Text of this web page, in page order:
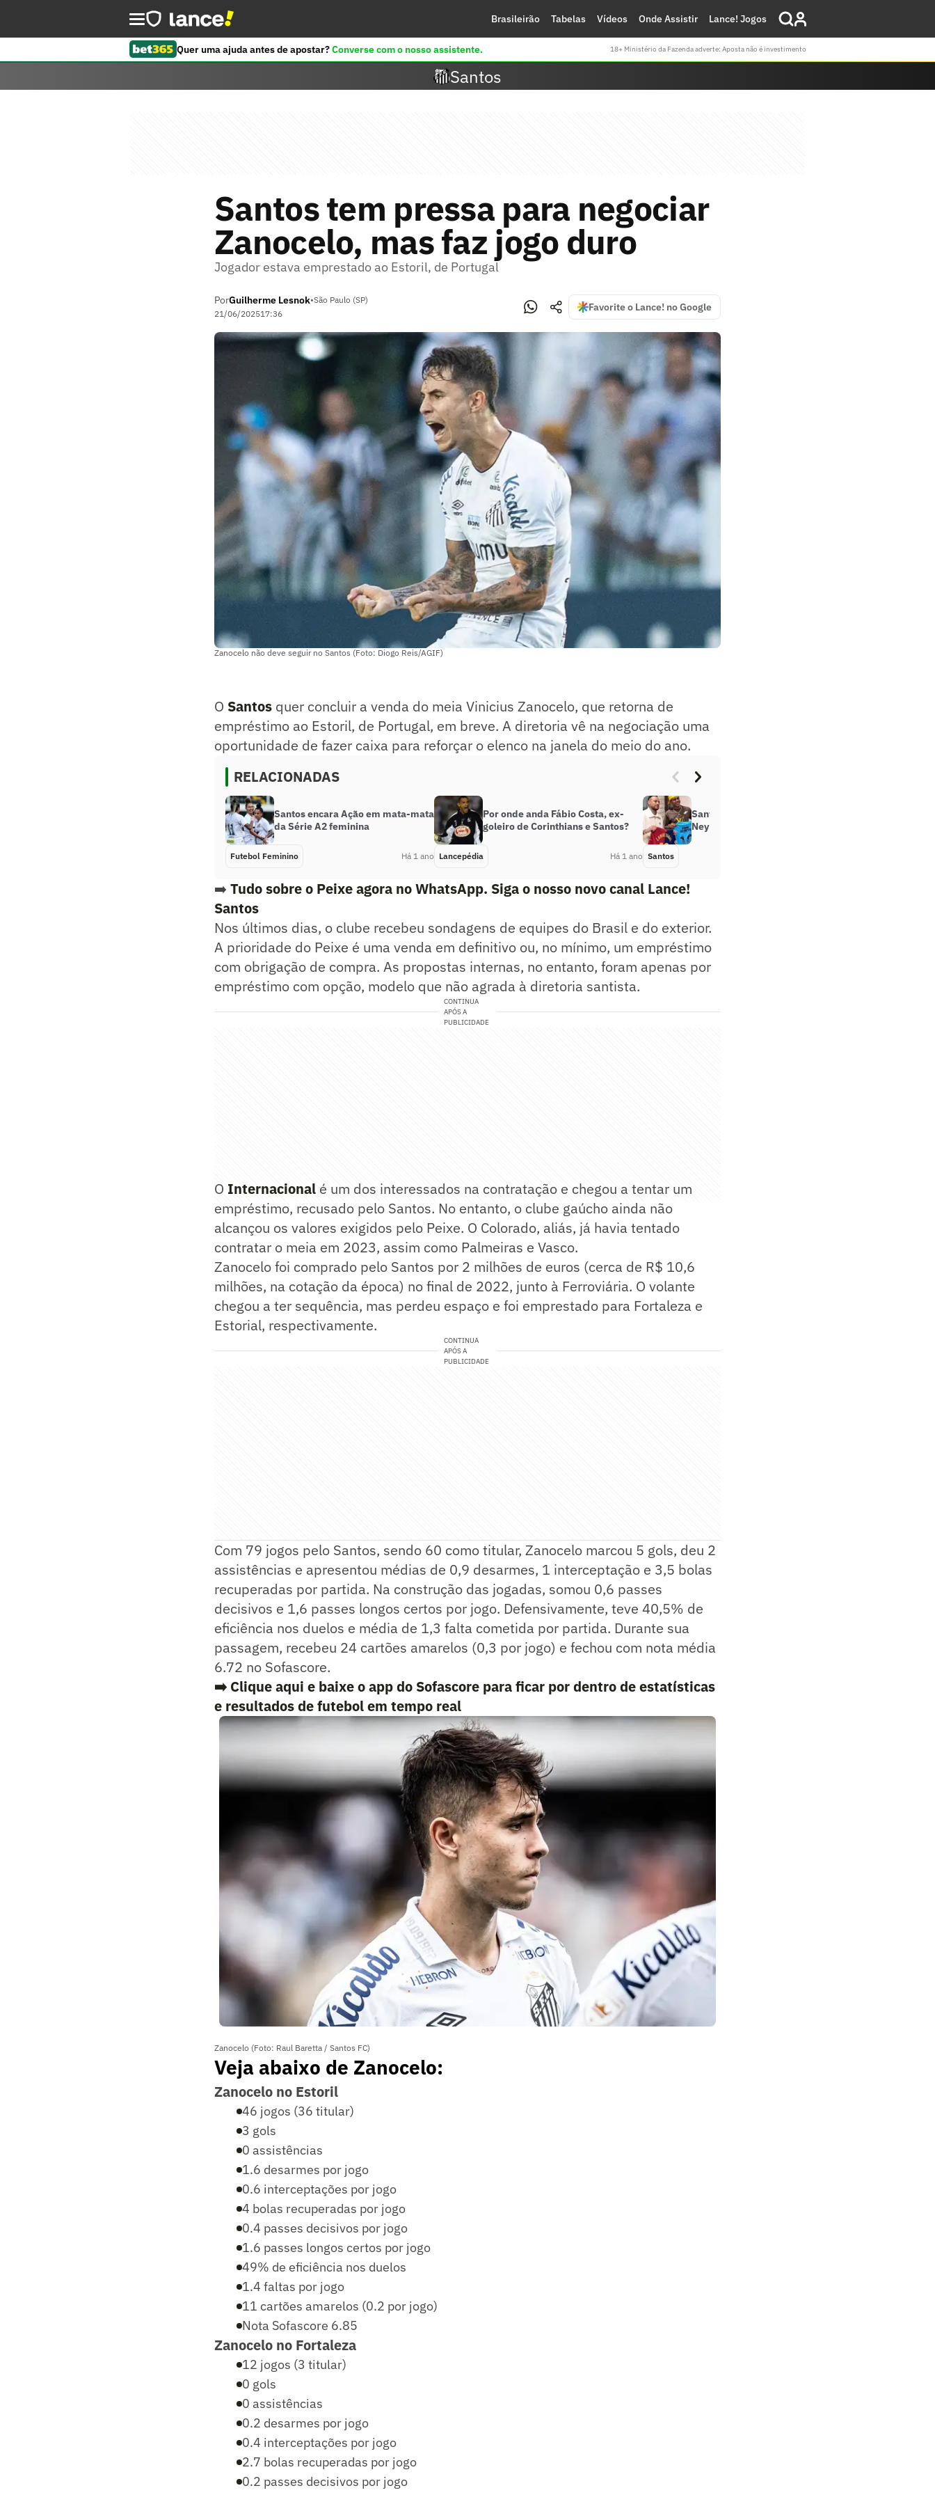
Brasileirão Tabelas Vídeos Onde Assistir Lance! Jogos
Quer uma ajuda antes de apostar?Converse com o nosso assistente. 18+ Ministério da Fazenda adverte: Aposta não é investimento
Santos
Santos tem pressa para negociar
Zanocelo, mas faz jogo duro
Jogador estava emprestado ao Estoril, de Portugal
PorGuilherme Lesnok•São Paulo (SP)
21/06/202517:36
Favorite o Lance! no Google
Zanocelo não deve seguir no Santos (Foto: Diogo Reis/AGIF)
O Santos quer concluir a venda do meia Vinicius Zanocelo, que retorna de
empréstimo ao Estoril, de Portugal, em breve. A diretoria vê na negociação uma
oportunidade de fazer caixa para reforçar o elenco na janela do meio do ano.
RELACIONADAS
Santos encara Ação em mata-mata
da Série A2 feminina
Futebol Feminino Há 1 ano
Por onde anda Fábio Costa, ex-
goleiro de Corinthians e Santos?
Lancepédia Há 1 ano
Santos destaca encontro entre
Neymar e Lamine Yamal
Santos
➡️ Tudo sobre o Peixe agora no WhatsApp. Siga o nosso novo canal Lance!
Santos
Nos últimos dias, o clube recebeu sondagens de equipes do Brasil e do exterior.
A prioridade do Peixe é uma venda em definitivo ou, no mínimo, um empréstimo
com obrigação de compra. As propostas internas, no entanto, foram apenas por
empréstimo com opção, modelo que não agrada à diretoria santista.
CONTINUA
APÓS A
PUBLICIDADE
O Internacional é um dos interessados na contratação e chegou a tentar um
empréstimo, recusado pelo Santos. No entanto, o clube gaúcho ainda não
alcançou os valores exigidos pelo Peixe. O Colorado, aliás, já havia tentado
contratar o meia em 2023, assim como Palmeiras e Vasco.
Zanocelo foi comprado pelo Santos por 2 milhões de euros (cerca de R$ 10,6
milhões, na cotação da época) no final de 2022, junto à Ferroviária. O volante
chegou a ter sequência, mas perdeu espaço e foi emprestado para Fortaleza e
Estorial, respectivamente.
CONTINUA
APÓS A
PUBLICIDADE
Com 79 jogos pelo Santos, sendo 60 como titular, Zanocelo marcou 5 gols, deu 2
assistências e apresentou médias de 0,9 desarmes, 1 interceptação e 3,5 bolas
recuperadas por partida. Na construção das jogadas, somou 0,6 passes
decisivos e 1,6 passes longos certos por jogo. Defensivamente, teve 40,5% de
eficiência nos duelos e média de 1,3 falta cometida por partida. Durante sua
passagem, recebeu 24 cartões amarelos (0,3 por jogo) e fechou com nota média
6.72 no Sofascore.
➡️ Clique aqui e baixe o app do Sofascore para ficar por dentro de estatísticas
e resultados de futebol em tempo real
Zanocelo (Foto: Raul Baretta / Santos FC)
Veja abaixo de Zanocelo:
Zanocelo no Estoril
46 jogos (36 titular)
3 gols
0 assistências
1.6 desarmes por jogo
0.6 interceptações por jogo
4 bolas recuperadas por jogo
0.4 passes decisivos por jogo
1.6 passes longos certos por jogo
49% de eficiência nos duelos
1.4 faltas por jogo
11 cartões amarelos (0.2 por jogo)
Nota Sofascore 6.85
Zanocelo no Fortaleza
12 jogos (3 titular)
0 gols
0 assistências
0.2 desarmes por jogo
0.4 interceptações por jogo
2.7 bolas recuperadas por jogo
0.2 passes decisivos por jogo